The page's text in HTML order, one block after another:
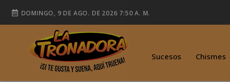
DOMINGO, 9 DE AGO. DE 2026 7:50 A. M.
Sucesos Chismes